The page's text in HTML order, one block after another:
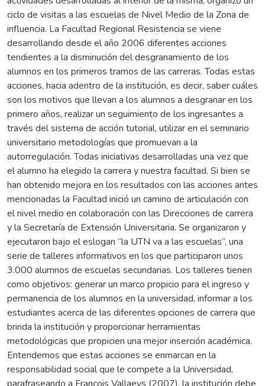
ciclo de visitas a las escuelas de Nivel Medio de la Zona de
influencia. La Facultad Regional Resistencia se viene
desarrollando desde el año 2006 diferentes acciones
tendientes a la disminución del desgranamiento de los
alumnos en los primeros tramos de las carreras. Todas estas
acciones, hacia adentro de la institución, es decir, saber cuáles
son los motivos que llevan a los alumnos a desgranar en los
primero años, realizar un seguimiento de los ingresantes a
través del sistema de acción tutorial, utilizar en el seminario
universitario metodologías que promuevan a la
autorregulación. Todas iniciativas desarrolladas una vez que
el alumno ha elegido la carrera y nuestra facultad. Si bien se
han obtenido mejora en los resultados con las acciones antes
mencionadas la Facultad inició un camino de articulación con
el nivel medio en colaboración con las Direcciones de carrera
y la Secretaría de Extensión Universitaria. Se organizaron y
ejecutaron bajo el eslogan “la UTN va a las escuelas”, una
serie de talleres informativos en los que participaron unos
3.000 alumnos de escuelas secundarias. Los talleres tienen
como objetivos: generar un marco propicio para el ingreso y
permanencia de los alumnos en la universidad, informar a los
estudiantes acerca de las diferentes opciones de carrera que
brinda la institución y proporcionar herramientas
metodológicas que propicien una mejor inserción académica.
Entendemos que estas acciones se enmarcan en la
responsabilidad social que le compete a la Universidad,